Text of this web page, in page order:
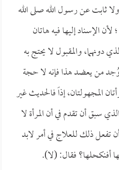
ثابت عن رسول الله صلى الله
؛ لأن الإسناد إليها فيه هاتان
دونهما، والمقبول لا يحتج به
من يعضد هذا فإنه لا حجة
المجهولتان، إذاً فالحديث غير
سبق أن تقدم في أن المرأة لا
تفعل ذلك للعلاج في أمر لابد
أفنكحلها؟ فقال: (لا).